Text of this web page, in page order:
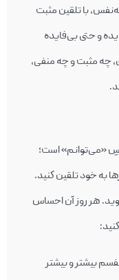
با تلقين مثبت‌
و حتی بی‌فايده
چه مثبت و چه منفی،
«می‌توانم» است؛
به خود تلقين كنيد.
هر روز آن احساس
بيشتر و بيشتر